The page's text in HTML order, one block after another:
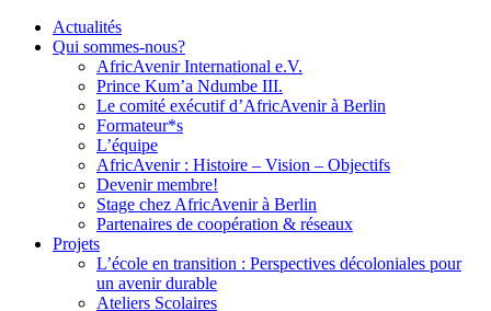
Actualités
Qui sommes-nous?
AfricAvenir International e.V.
Prince Kum’a Ndumbe III.
Le comité exécutif d’AfricAvenir à Berlin
Formateur*s
L’équipe
AfricAvenir : Histoire – Vision – Objectifs
Devenir membre!
Stage chez AfricAvenir à Berlin
Partenaires de coopération & réseaux
Projets
L’école en transition : Perspectives décoloniales pour
un avenir durable
Ateliers Scolaires